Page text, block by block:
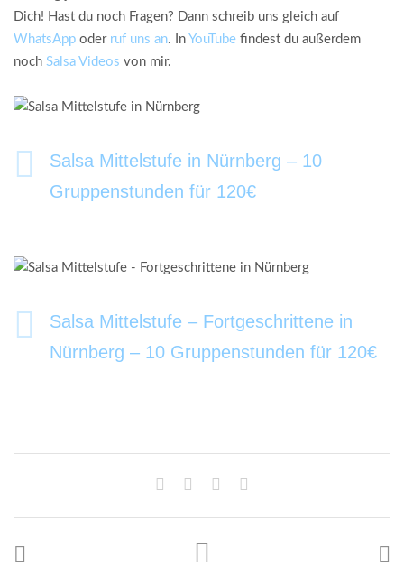
Dich! Hast du noch Fragen? Dann schreib uns gleich auf
WhatsApp oder ruf uns an. In YouTube findest du außerdem
noch Salsa Videos von mir.
Salsa Mittelstufe in Nürnberg – 10
Gruppenstunden für 120€
Salsa Mittelstufe – Fortgeschrittene in
Nürnberg – 10 Gruppenstunden für 120€